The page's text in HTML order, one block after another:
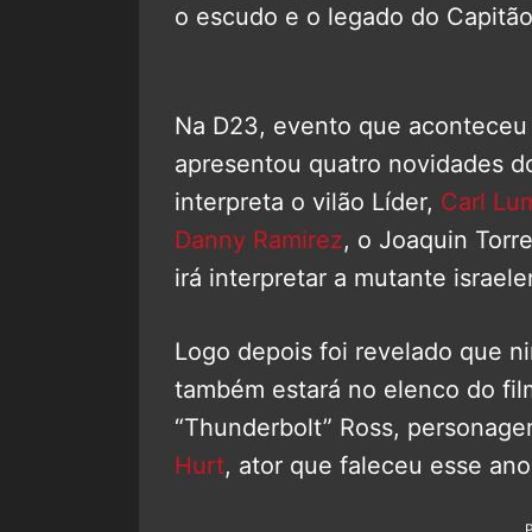
o escudo e o legado do
Na D23, evento que
apresentou quatro novidades
interpreta o vilão Líder, Carl
Danny Ramirez, o Joaquin
irá interpretar a mutante
Logo depois foi revelado que
também estará no elenco do
“Thunderbolt” Ross,
Hurt, ator que faleceu esse